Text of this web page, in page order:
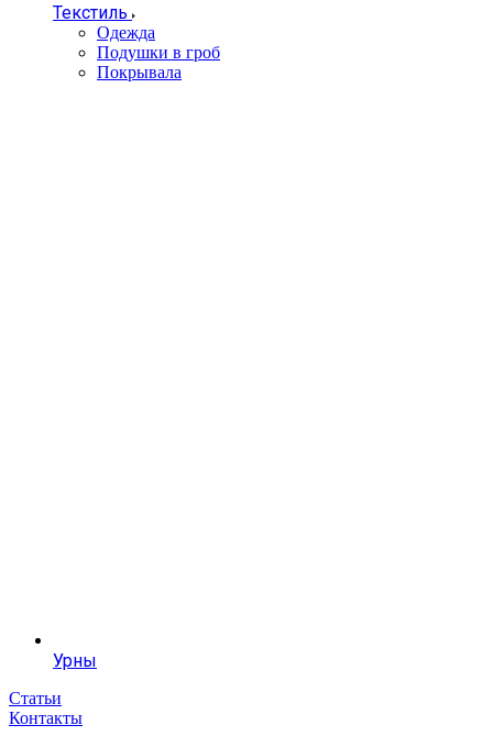
Текстиль
Одежда
Подушки в гроб
Покрывала
Урны
Статьи
Контакты